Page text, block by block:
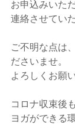
お申込みいた
連絡させてい
ご不明な点は
ださいませ。
よろしくお願
コロナ収束後
ヨガができる